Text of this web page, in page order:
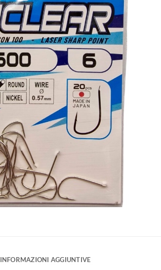
INFORMAZIONI AGGIUNTIVE